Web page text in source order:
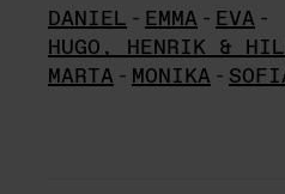
DANIEL - EMMA - EVA -
HUGO, HENRIK &
MARTA - MONIKA -